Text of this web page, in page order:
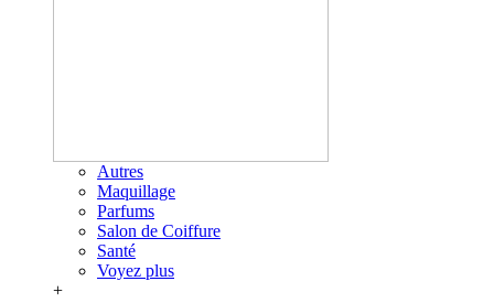
Autres
Maquillage
Parfums
Salon de Coiffure
Santé
Voyez plus
+